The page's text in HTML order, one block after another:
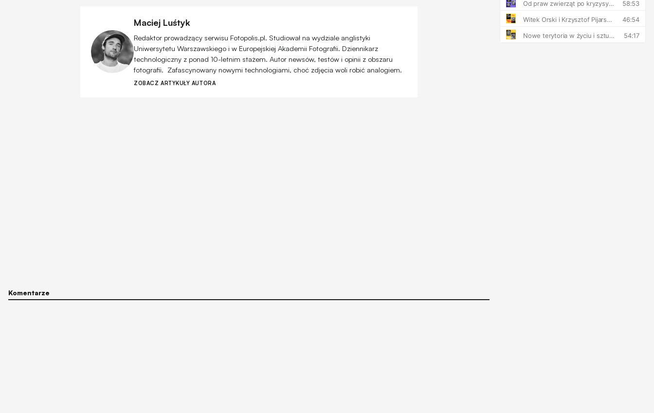
Maciej Luśtyk
Redaktor prowadzący serwisu Fotopolis.pl. Studiował na wydziale anglistyki
Uniwersytetu Warszawskiego i w Europejskiej Akademii Fotografii. Dziennikarz
technologiczny z ponad 10-letnim stażem. Autor newsów, testów i opinii z obszaru
fotografii. Zafascynowany nowymi technologiami, choć zdjęcia woli robić analogiem.
ZOBACZ ARTYKUŁY AUTORA
Komentarze